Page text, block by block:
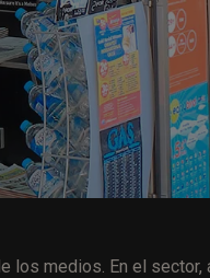
los medios. En el sector,